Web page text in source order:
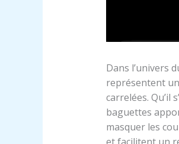
Dans l’univers
représentent
carrelées. Qu’il
baguettes
masquer les